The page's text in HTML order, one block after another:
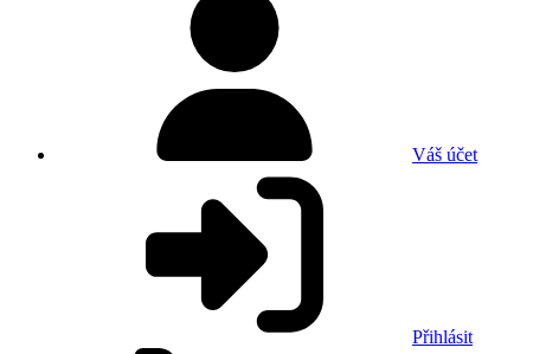
Váš účet
Přihlásit